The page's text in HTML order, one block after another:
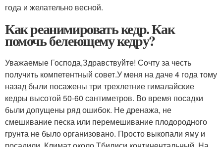
года и желательно весной.
Как реанимировать кедр. Как
помочь белеющему кедру?
Уважаемые Господа,Здравствуйте! Сочту за честь
получить компетентный совет.У меня на даче 4 года тому
назад были посажены три трехлетние гималайские
кедры высотой 50-60 сантиметров. Во время посадки
были допущены ряд ошибок. Не дренажа, не
смешивание песка или перемешивание плодородного
грунта не было организовано. Просто выкопали яму и